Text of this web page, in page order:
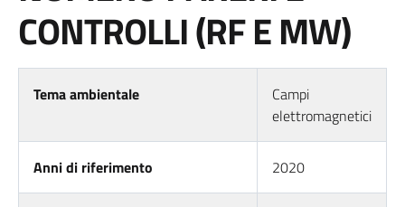
CONTROLLI (RF E MW)
Tema ambientale
Campi
elettromagnetici
Anni di riferimento 2020